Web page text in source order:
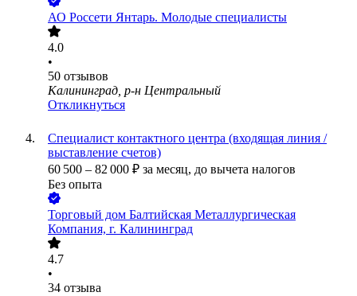
АО Россети Янтарь. Молодые специалисты
4.0
•
50 отзывов
Калининград, р-н Центральный
Откликнуться
Специалист контактного центра (входящая линия /
выставление счетов)
60 500 – 82 000 ₽ за месяц, до вычета налогов
Без опыта
Торговый дом Балтийская Металлургическая
Компания, г. Калининград
4.7
•
34 отзыва